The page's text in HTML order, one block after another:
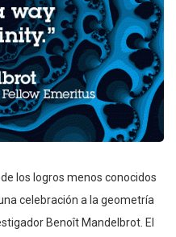
los logros menos conocidos
celebración a la geometría
Benoît Mandelbrot. El